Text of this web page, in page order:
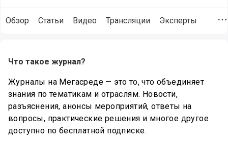
Обзор Статьи Видео Трансляции Эксперты
Что такое журнал?
Журналы на Мегасреде — это то, что объединяет
знания по тематикам и отраслям. Новости,
разъяснения, анонсы мероприятий, ответы на
вопросы, практические решения и многое другое
доступно по бесплатной подписке.